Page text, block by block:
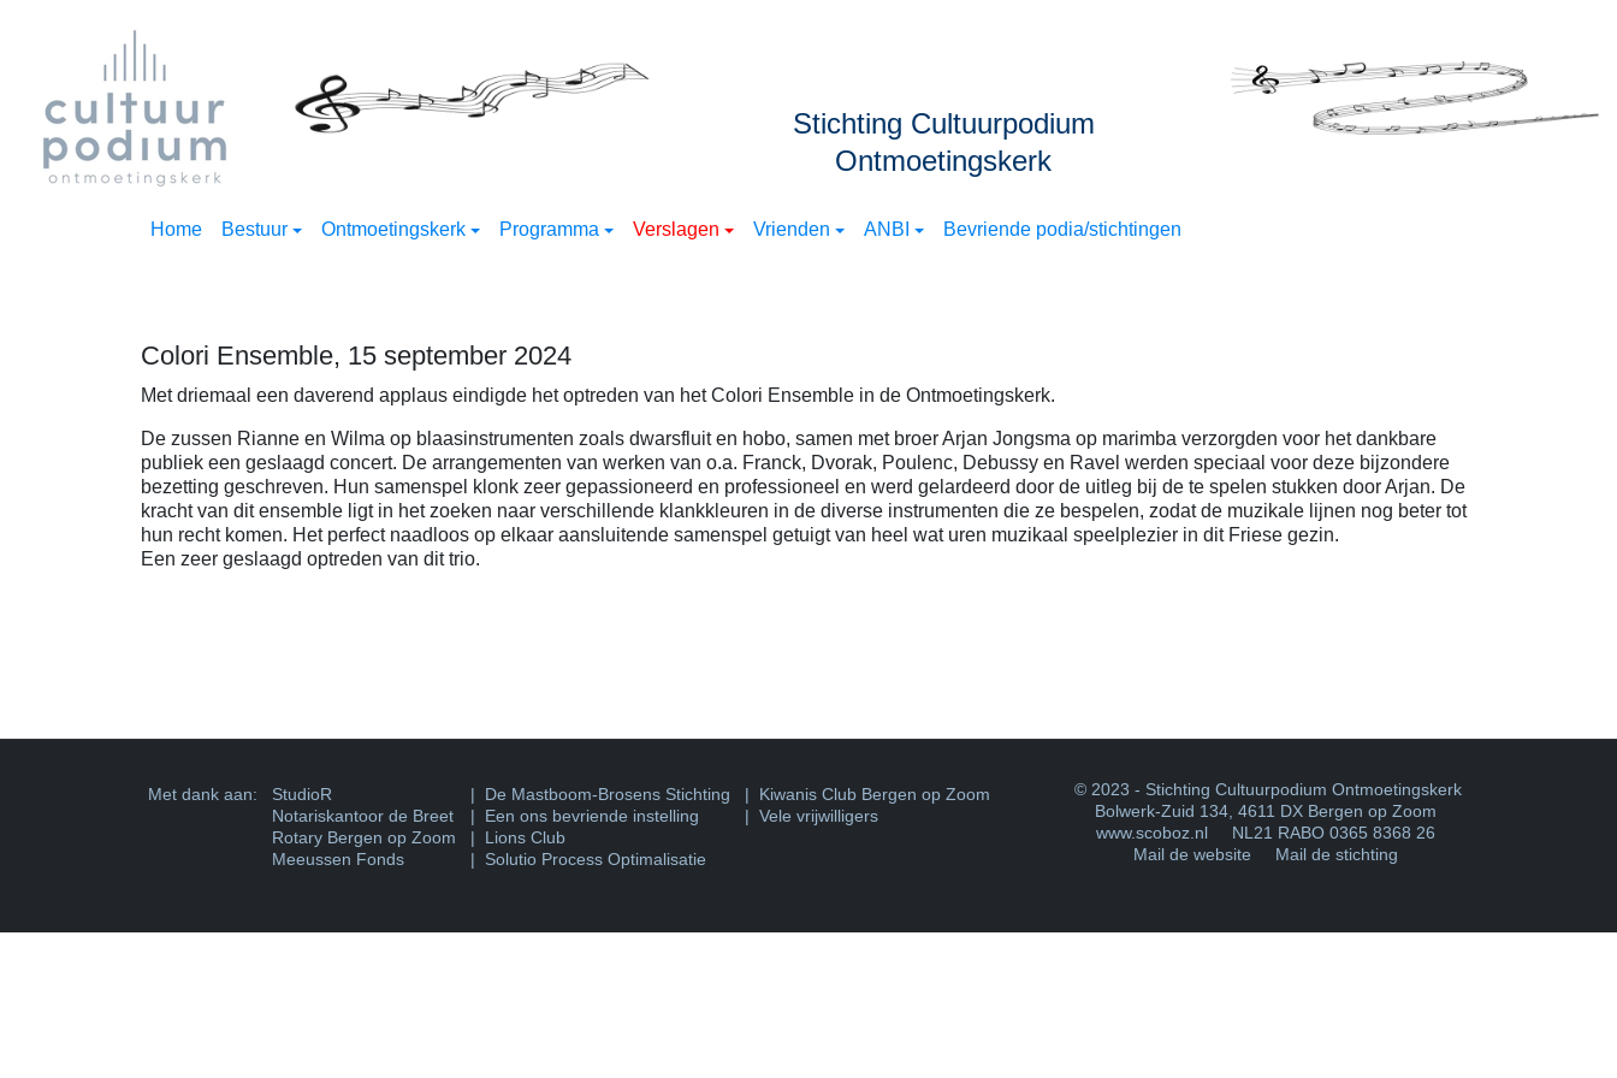
Stichting Cultuurpodium
Ontmoetingskerk
Home Bestuur Ontmoetingskerk Programma Verslagen Vrienden ANBI Bevriende podia/stichtingen
Colori Ensemble, 15 september 2024
Met driemaal een daverend applaus eindigde het optreden van het Colori Ensemble in de Ontmoetingskerk.
De zussen Rianne en Wilma op blaasinstrumenten zoals dwarsfluit en hobo, samen met broer Arjan Jongsma op marimba verzorgden voor het dankbare
publiek een geslaagd concert. De arrangementen van werken van o.a. Franck, Dvorak, Poulenc, Debussy en Ravel werden speciaal voor deze bijzondere
bezetting geschreven. Hun samenspel klonk zeer gepassioneerd en professioneel en werd gelardeerd door de uitleg bij de te spelen stukken door Arjan. De
kracht van dit ensemble ligt in het zoeken naar verschillende klankkleuren in de diverse instrumenten die ze bespelen, zodat de muzikale lijnen nog beter tot
hun recht komen. Het perfect naadloos op elkaar aansluitende samenspel getuigt van heel wat uren muzikaal speelplezier in dit Friese gezin.
Een zeer geslaagd optreden van dit trio.
Met dank aan:
StudioR
Notariskantoor de Breet
Rotary Bergen op Zoom
Meeussen Fonds
| De Mastboom-Brosens Stichting
| Een ons bevriende instelling
| Lions Club
| Solutio Process Optimalisatie
| Kiwanis Club Bergen op Zoom
| Vele vrijwilligers
© 2023 - Stichting Cultuurpodium Ontmoetingskerk
Bolwerk-Zuid 134 4611 DX Bergen op Zoom
www.scoboz.nl NL21 RABO 0365 8368 26
Mail de website
Mail de stichting